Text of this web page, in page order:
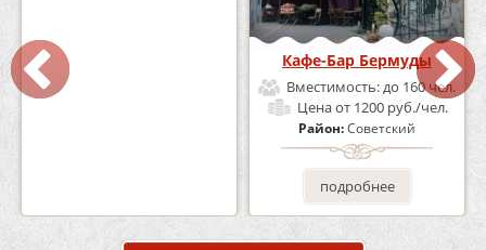
Кафе «Шишка»
Вместимость:
Кафе-Бар Бермуды
Вместимость:до 160 чел.
Ценаот 1200 руб./чел.
Район:Советский
подробнее